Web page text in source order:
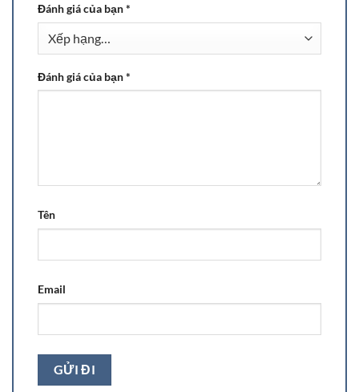
Đánh giá của bạn*
Đánh giá của bạn*
Tên
Email